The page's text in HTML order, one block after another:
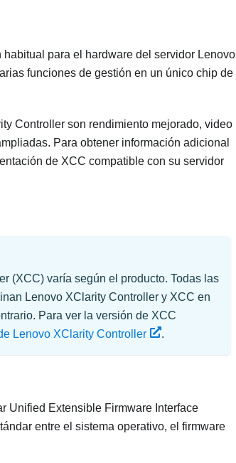
para el hardware del servidor Lenovo
funciones de gestión en un único chip de
Controller son rendimiento mejorado, video
Para obtener información adicional
de XCC compatible con su servidor
(XCC) varía según el producto. Todas las
Lenovo XClarity Controller y XCC en
Para ver la versión de XCC
Lenovo XClarity Controller .
Unified Extensible Firmware Interface
entre el sistema operativo, el firmware